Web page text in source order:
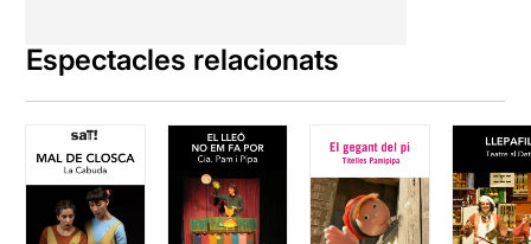
Espectacles relacionats